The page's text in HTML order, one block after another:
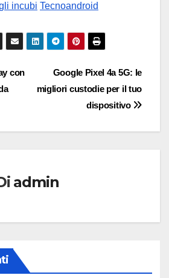
incubi Tecnoandroid
Google Pixel 4a 5G: le
migliori custodie per il tuo
dispositivo
con
admin